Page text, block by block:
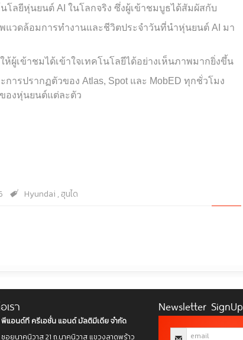
โลยีหุ่นยนต์ AI ในโลกจริง ซึ่งผู้เข้าชมบูธได้สัมผัสกับ
วดล้อมการทำงานและชีวิตประจำวันที่นำหุ่นยนต์ AI มา
ผู้เข้าชมได้เข้าใจเทคโนโลยีได้อย่างเห็นภาพมากยิ่งขึ้น
ารปรากฏตัวของ Atlas, Spot และ MobED ทุกชั่วโมง
องหุ่นยนต์แต่ละตัว
Hyundai , ฮุนได
รา
แอนด์ที ครีเอชั่น แอนด์ มัลติมีเดีย จำกัด
ซอยนาคนิวาส 21 ถ.นาคนิวาส แขวงลาดพร้าว
Newsletter SignUp